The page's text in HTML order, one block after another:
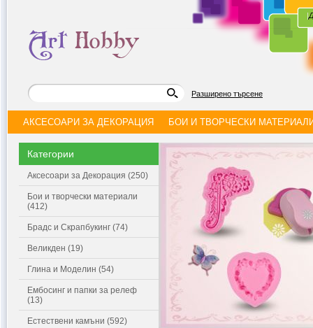
|
Разширено търсене
АКСЕСОАРИ ЗА ДЕКОРАЦИЯ БОИ И ТВОРЧЕСКИ
Категории
Аксесоари за Декорация (250)
Бои и творчески материали
(412)
Брадс и Скрапбукинг (74)
Великден (19)
Глина и Моделин (54)
Ембосинг и папки за релеф
(13)
Естествени камъни (592)